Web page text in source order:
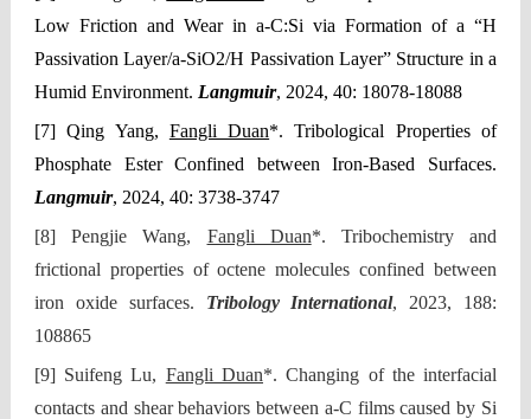
Low Friction and Wear in a-C:Si via Formation of a “H
Passivation Layer/a-SiO2/H Passivation Layer” Structure in a
Humid Environment. Langmuir, 2024, 40: 18078-18088
[7] Qing Yang, Fangli Duan*. Tribological Properties of
Phosphate Ester Confined between Iron-Based Surfaces.
Langmuir, 2024, 40: 3738-3747
[8] Pengjie Wang, Fangli Duan*. Tribochemistry and
frictional properties of octene molecules confined between
iron oxide surfaces. Tribology International, 2023, 188:
108865
[9] Suifeng Lu, Fangli Duan*. Changing of the interfacial
contacts and shear behaviors between a-C films caused by Si